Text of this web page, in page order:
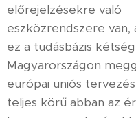
előrejelzésekre való
eszközrendszere van,
ez a tudásbázis
Magyarországon
európai uniós
teljes körű abban az